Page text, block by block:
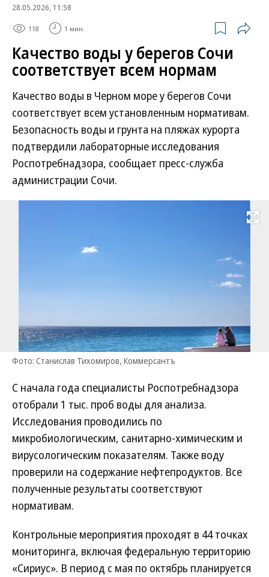
28.05.2026, 11:58
118 1 мин.
Качество воды у берегов Сочи
соответствует всем нормам
Качество воды в Черном море у берегов Сочи
соответствует всем установленным нормативам.
Безопасность воды и грунта на пляжах курорта
подтвердили лабораторные исследования
Роспотребнадзора, сообщает пресс-служба
администрации Сочи.
Развернуть
Фото: Станислав Тихомиров, Коммерсантъ
С начала года специалисты Роспотребнадзора
отобрали 1 тыс. проб воды для анализа.
Исследования проводились по
микробиологическим, санитарно-химическим и
вирусологическим показателям. Также воду
проверили на содержание нефтепродуктов. Все
полученные результаты соответствуют
нормативам.
Контрольные мероприятия проходят в 44 точках
мониторинга, включая федеральную территорию
«Сириус». В период с мая по октябрь планируется